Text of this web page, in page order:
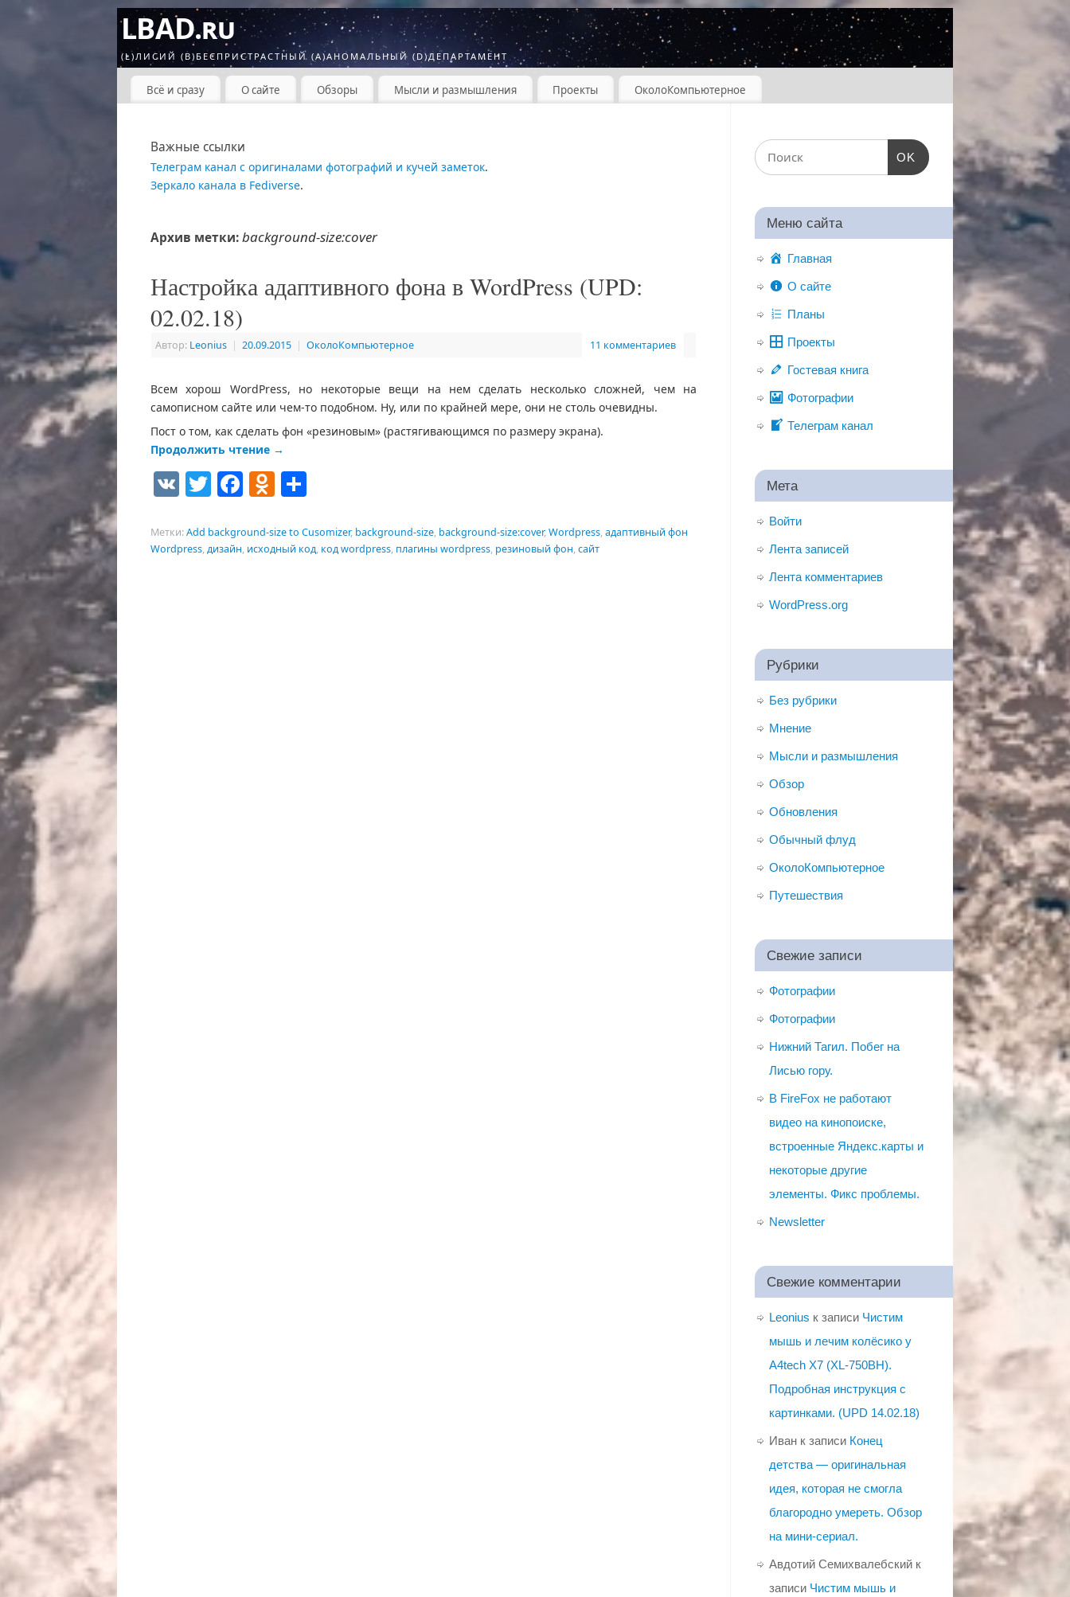
LBAD.ru
(L)ЛИСИЙ (B)БЕСПРИСТРАСТНЫЙ (A)АНОМАЛЬНЫЙ (D)ДЕПАРТАМЕНТ
Всё и сразу О сайте Обзоры Мысли и размышления Проекты ОколоКомпьютерное
Важные ссылки
Телеграм канал с оригиналами фотографий и кучей заметок.
Зеркало канала в Fediverse.
Архив метки:background-size:cover
Настройка адаптивного фона в WordPress (UPD:
02.02.18)
Автор: Leonius | 20.09.2015 | ОколоКомпьютерное 11 комментариев
Всем хорош WordPress, но некоторые вещи на нем сделать несколько сложней, чем на
самописном сайте или чем-то подобном. Ну, или по крайней мере, они не столь очевидны.
Пост о том, как сделать фон «резиновым» (растягивающимся по размеру экрана).
Продолжить чтение →
VK Twitter
Facebook
Odnoklassniki
Метки:Add background-size to Cusomizer, background-size, background-size:cover,Wordpress,адаптивный фон
Wordpress,дизайн, исходный код, код wordpress, плагины wordpress, резиновый фон,сайт
OK
Меню сайта
Главная
О сайте
Планы
Проекты
Гостевая книга
Фотографии
Телеграм канал
Мета
Войти
Лента записей
Лента комментариев
WordPress.org
Рубрики
Без рубрики
Мнение
Мысли и размышления
Обзор
Обновления
Обычный флуд
ОколоКомпьютерное
Путешествия
Свежие записи
Фотографии
Фотографии
Нижний Тагил. Побег на
Лисью гору.
В FireFox не работают
видео на кинопоиске,
встроенные Яндекс.карты и
некоторые другие
элементы. Фикс проблемы.
Newsletter
Свежие комментарии
Leonius к записи Чистим
мышь и лечим колёсико у
A4tech X7 (XL-750BH).
Подробная инструкция с
картинками. (UPD 14.02.18)
Иван к записи Конец
детства — оригинальная
идея, которая не смогла
благородно умереть. Обзор
на мини-сериал.
Авдотий Семихвалебский к
записи Чистим мышь и